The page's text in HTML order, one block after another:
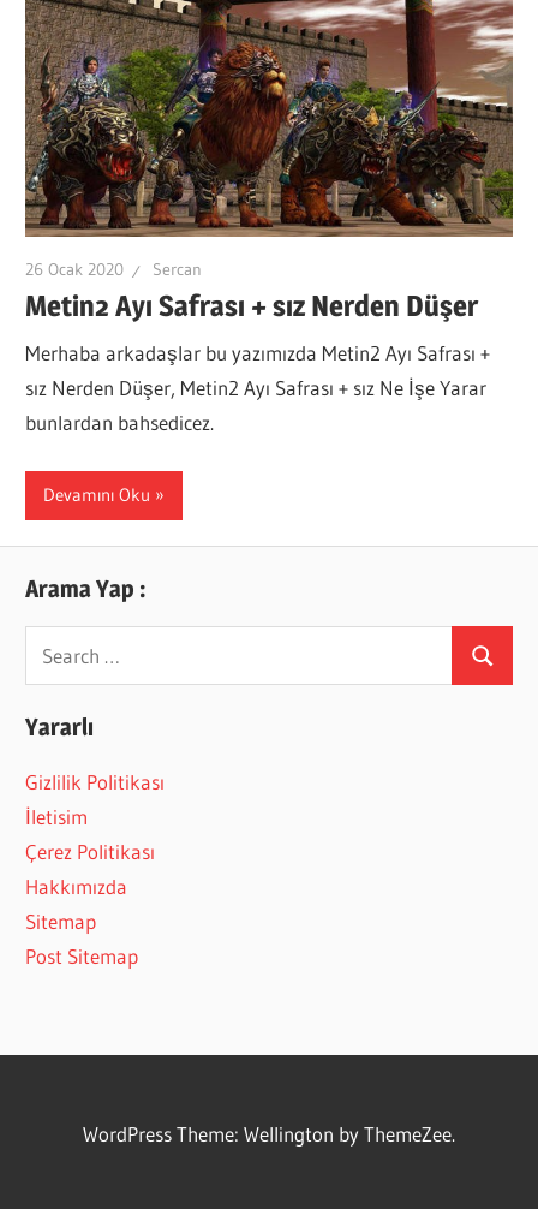
26 Ocak 2020 Sercan
Metin2 Ayı Safrası + sız Nerden Düşer
Merhaba arkadaşlar bu yazımızda Metin2 Ayı Safrası +
sız Nerden Düşer, Metin2 Ayı Safrası + sız Ne İşe Yarar
bunlardan bahsedicez.
Devamını Oku
Arama Yap :
Search
for:
Search
Yararlı
Gizlilik Politikası
İletisim
Çerez Politikası
Hakkımızda
Sitemap
Post Sitemap
WordPress Theme: Wellington by ThemeZee.